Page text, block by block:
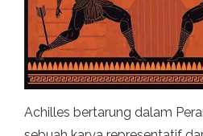
Achilles bertarung dalam